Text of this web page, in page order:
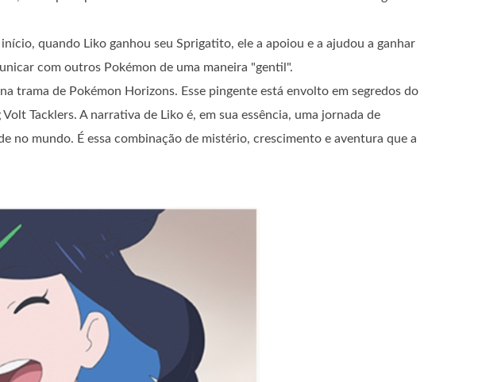
quando Liko ganhou seu Sprigatito, ele a apoiou e a ajudou a ganhar
com outros Pokémon de uma maneira "gentil".
trama de Pokémon Horizons. Esse pingente está envolto em segredos do
Tacklers. A narrativa de Liko é, em sua essência, uma jornada de
no mundo. É essa combinação de mistério, crescimento e aventura que a